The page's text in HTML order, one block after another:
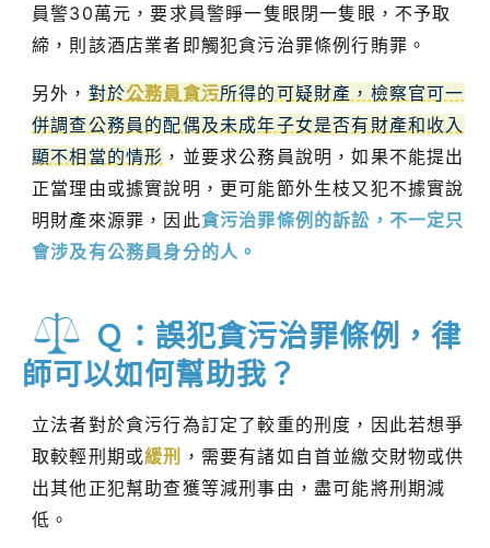
員警30萬元，要求員警睜一隻眼閉一隻眼，不予取
締，則該酒店業者即觸犯貪污治罪條例行賄罪。
另外， 對於公務員貪污所得的可疑財產，檢察官可一
併調查公務員的配偶及未成年子女是否有財產和收入
顯不相當的情形 ，並要求公務員說明，如果不能提出
正當理由或據實說明，更可能節外生枝又犯不據實說
明財產來源罪，因此貪污治罪條例的訴訟，不一定只
會涉及有公務員身分的人。
Ｑ：誤犯貪污治罪條例，律
師可以如何幫助我？
立法者對於貪污行為訂定了較重的刑度，因此若想爭
取較輕刑期或緩刑 ，需要有諸如自首並繳交財物或供
出其他正犯幫助查獲等減刑事由，盡可能將刑期減
低。